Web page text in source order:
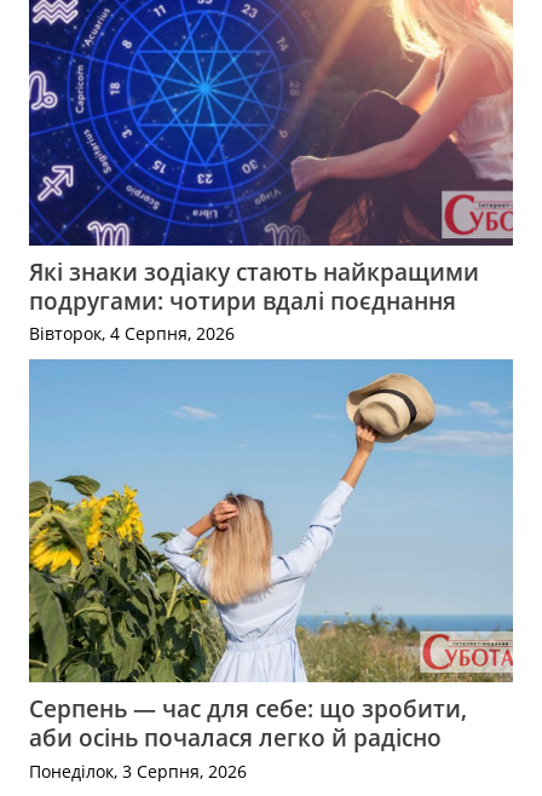
Які знаки зодіаку стають найкращими
подругами: чотири вдалі поєднання
Вівторок, 4 Серпня, 2026
Серпень — час для себе: що зробити,
аби осінь почалася легко й радісно
Понеділок, 3 Серпня, 2026